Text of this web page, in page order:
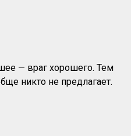
— враг хорошего. Тем
никто не предлагает.